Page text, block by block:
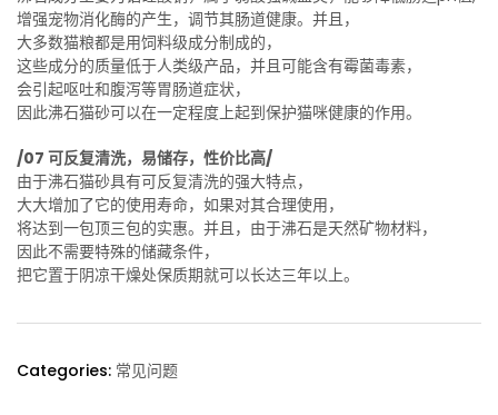
增强宠物消化酶的产生，调节其肠道健康。并且，
大多数猫粮都是用饲料级成分制成的，
这些成分的质量低于人类级产品，并且可能含有霉菌毒素，
会引起呕吐和腹泻等胃肠道症状，
因此沸石猫砂可以在一定程度上起到保护猫咪健康的作用。
/07 可反复清洗，易储存，性价比高/
由于沸石猫砂具有可反复清洗的强大特点，
大大增加了它的使用寿命，如果对其合理使用，
将达到一包顶三包的实惠。并且，由于沸石是天然矿物材料，
因此不需要特殊的储藏条件，
把它置于阴凉干燥处保质期就可以长达三年以上。
Categories: 常见问题